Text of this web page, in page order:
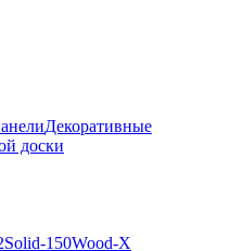
Декоративные
доски
Solid-150Wood-X